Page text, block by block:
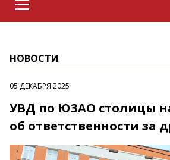
НОВОСТИ
05 ДЕКАБРЯ 2025
УВД по ЮЗАО столицы
об ответственности за